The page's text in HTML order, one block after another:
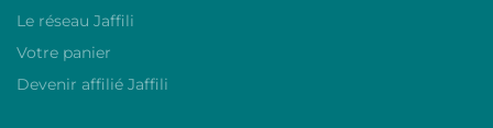
Le réseau Jaffili
Votre panier
Devenir affilié Jaffili